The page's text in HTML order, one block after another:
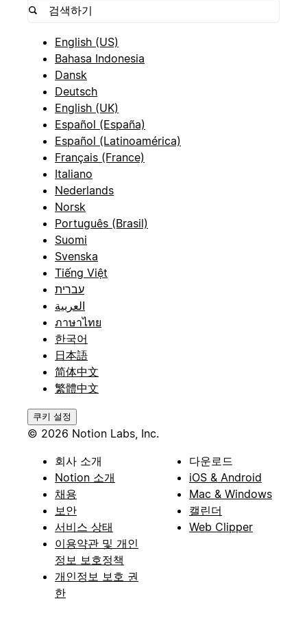
English (US)
Bahasa Indonesia
Dansk
Deutsch
English (UK)
Español (España)
Español (Latinoamérica)
Français (France)
Italiano
Nederlands
Norsk
Português (Brasil)
Suomi
Svenska
Tiếng Việt
עברית
العربية
ภาษาไทย
한국어
日本語
简体中文
繁體中文
쿠키 설정
© 2026 Notion Labs, Inc.
회사 소개
Notion 소개
채용
보안
서비스 상태
이용약관 및 개인
정보 보호정책
개인정보 보호 권
한
다운로드
iOS & Android
Mac & Windows
캘린더
Web Clipper